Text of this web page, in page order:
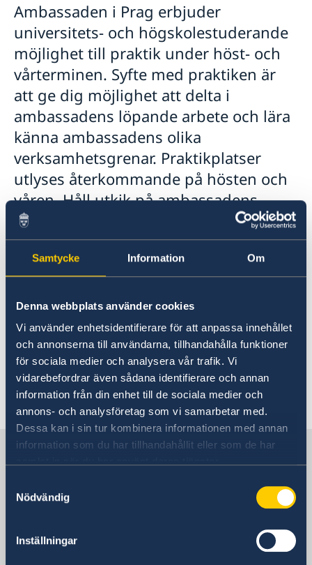
Samtycke Information Om
Denna webbplats använder cookies
Vi använder enhetsidentifierare för att anpassa innehållet
och annonserna till användarna, tillhandahålla funktioner
för sociala medier och analysera vår trafik. Vi
vidarebefordrar även sådana identifierare och annan
information från din enhet till de sociala medier och
annons- och analysföretag som vi samarbetar med.
Dessa kan i sin tur kombinera informationen med annan
information som du har tillhandahållit eller som de har
Nödvändig
Inställningar
Dataskyddspolicy (GDPR)
Så stöttar vi svenska företag
Vi är en resurs för svenska företag
Team Sweden
Så kan du få stöd
Svenska företag i Tjeckien
Anmäl handelshinder
Aktuellt
Nyheter
Adventsgudstjänst på svenska
Filmvisning under bar himmel: Hammarskjöld
Praktikant sökes!
Nya statsråd på Utrikesdepartementet
Regeringens prioriteringar i utrikes- och
säkerhetspolitiken med anledning av Sveriges
medlemskap i Nato
Regeringens prioriteringar i utrikesdeklarationen
2024
Luciakonsert i Strahovklostret
Praktikant till Sveriges ambassad i Prag
höstterminen 2024
Praktikant till Sveriges ambassad i Prag
höstterminen 2023
Handbok mot människohandel
Sveriges samlade stöd till de jordbävningsdrabbade
Sveriges stöd till de jordbävningsdrabbade i Turkiet
och Syrien
Utrikesdeklarationen 2023
Rösta i Tjeckien i EU-valet 2024
Ambassaden erbjuder praktikplats för HT 2022
Tjeckien ändrar inreseregler från och med den 15
Nya Coronaviruset - aktuella händelser
En man som heter Ove
Gräns - filmvisning i trädgården
Nyhetsbrev - Svenskar i världen
Ambassaden i Prag erbjuder
universitets- och högskolestuderande
möjlighet till praktik under höst- och
vårterminen. Syfte med praktiken är
att ge dig möjlighet att delta i
ambassadens löpande arbete och lära
känna ambassadens olika
verksamhetsgrenar. Praktikplatser
utlyses återkommande på hösten och
våren. Håll utkik på ambassadens
hemsida och sociala medier.
Sverige i Tjeckien
Sveriges ambassad
Úvoz 13